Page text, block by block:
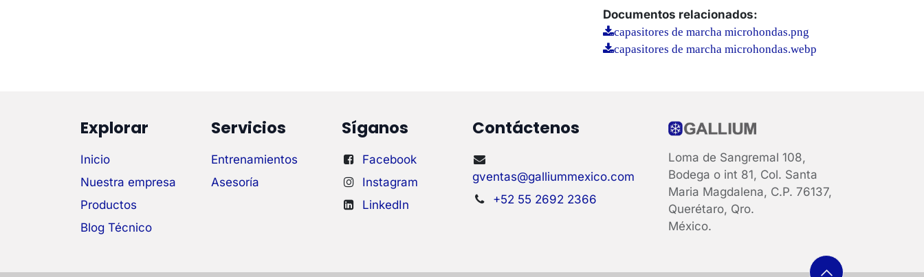
Documentos relacionados:
capasitores de marcha microhondas.png
capasitores de marcha microhondas.webp
Explorar
Inicio
Nuestra empresa
Productos
Blog Técnico
Servicios
Entrenamientos
Asesoría
Síganos
Facebook
Instagram
LinkedIn
Contáctenos
gventas@galliummexico.com
+52 55 2692 2366
Loma de Sangremal 108,
Bodega o int 81, Col. Santa
Maria Magdalena, C.P. 76137,
Querétaro, Qro.
México.